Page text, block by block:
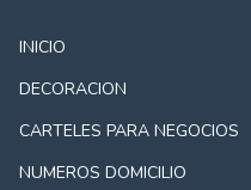
INICIO
DECORACION
CARTELES PARA NEGOCIOS
NUMEROS DOMICILIO